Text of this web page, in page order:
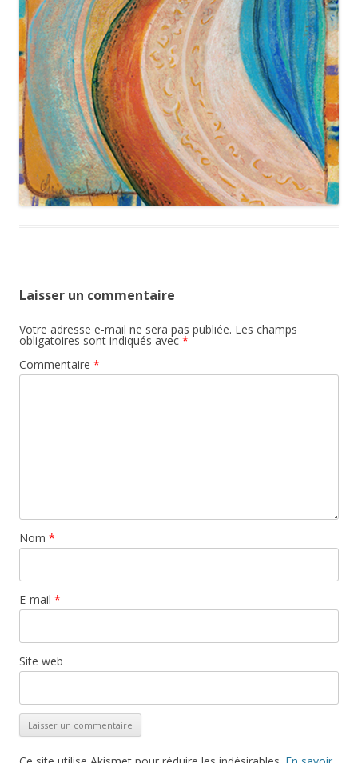
Laisser un commentaire
Votre adresse e-mail ne sera pas publiée. Les champs
obligatoires sont indiqués avec *
Commentaire *
Nom *
E-mail *
Site web